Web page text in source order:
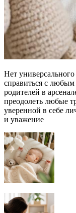
Нет
справиться с
родителей в
преодолеть любые
уверенной в себе
и уважение